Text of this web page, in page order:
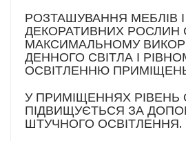
РОЗТАШУВАННЯ МЕБЛІВ
ДЕКОРАТИВНИХ РОСЛИН
МАКСИМАЛЬНОМУ
ДЕННОГО СВІТЛА І
ОСВІТЛЕННЮ
У ПРИМІЩЕННЯХ РІВЕНЬ
ПІДВИЩУЄТЬСЯ ЗА
ШТУЧНОГО ОСВІТЛЕННЯ.